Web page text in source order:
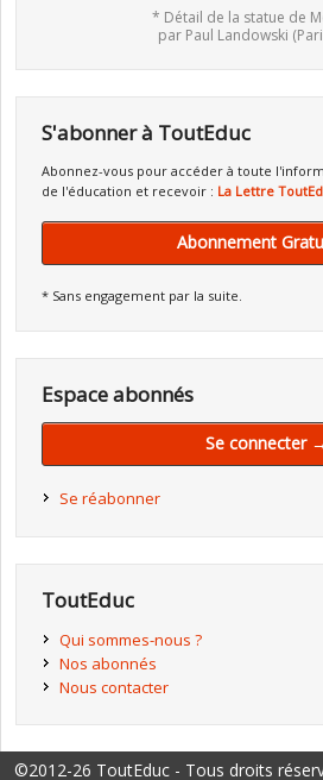
* Détail de la statue de
par Paul Landowski
S'abonner à ToutEduc
Abonnez-vous pour accéder à toute
de l'éducation et recevoir : La Lettre
Abonnement
* Sans engagement par la suite.
Espace abonnés
Se connecter →
Se réabonner
ToutEduc
Qui sommes-nous ?
Nos abonnés
Nous contacter
©2012-26 ToutEduc - Tous droits